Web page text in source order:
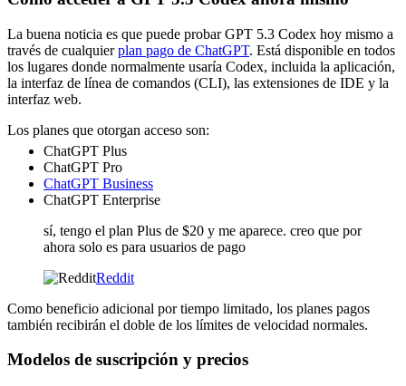
La buena noticia es que puede probar GPT 5.3 Codex hoy mismo a
través de cualquierplan pago de ChatGPT. Está disponible en todos
los lugares donde normalmente usaría Codex, incluida la aplicación,
la interfaz de línea de comandos (CLI), las extensiones de IDE y la
interfaz web.
Los planes que otorgan acceso son:
ChatGPT Plus
ChatGPT Pro
ChatGPT Business
ChatGPT Enterprise
sí, tengo el plan Plus de $20 y me aparece. creo que por
ahora solo es para usuarios de pago
Reddit
Como beneficio adicional por tiempo limitado, los planes pagos
también recibirán el doble de los límites de velocidad normales.
Modelos de suscripción y precios